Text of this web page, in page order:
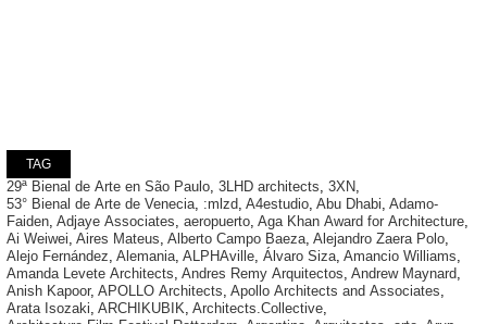
TAG
29ª Bienal de Arte en São Paulo, 3LHD architects, 3XN,
53° Bienal de Arte de Venecia, :mlzd, A4estudio, Abu Dhabi, Adamo-
Faiden, Adjaye Associates, aeropuerto, Aga Khan Award for Architecture,
Ai Weiwei, Aires Mateus, Alberto Campo Baeza, Alejandro Zaera Polo,
Alejo Fernández, Alemania, ALPHAville, Álvaro Siza, Amancio Williams,
Amanda Levete Architects, Andres Remy Arquitectos, Andrew Maynard,
Anish Kapoor, APOLLO Architects, Apollo Architects and Associates,
Arata Isozaki, ARCHIKUBIK, Architects.Collective,